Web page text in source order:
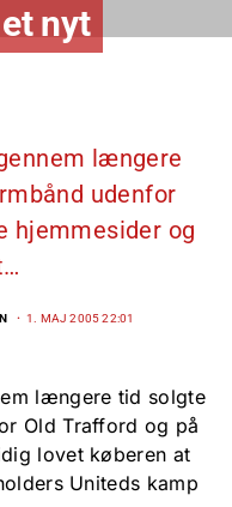
nyt
længere
udenfor
hjemmesider og
1. MAJ 2005 22:01
længere tid solgte
Old Trafford og på
lovet køberen at
Uniteds kamp